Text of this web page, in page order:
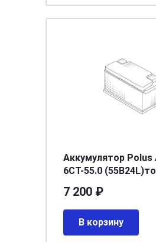
Аккумулятор Polus
6CT-55.0
7 200 ₽
В корзину